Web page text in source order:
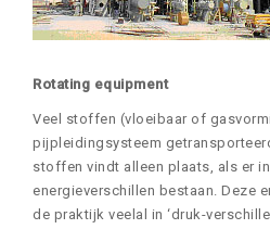
Rotating equipment
Veel stoffen (vloeibaar of
pijpleidingsysteem
stoffen vindt alleen plaats, als er
energieverschillen bestaan. Deze
de praktijk veelal in ‘druk-